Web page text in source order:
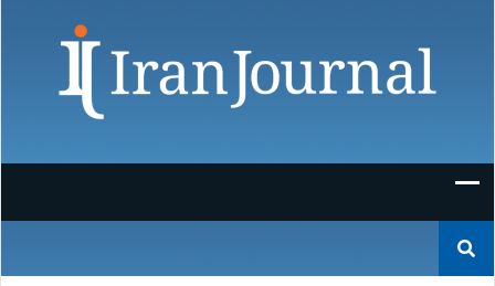
nach: